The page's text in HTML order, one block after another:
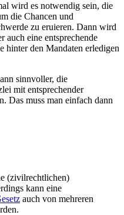
wird es notwendig sein, die
die Chancen und
zu eruieren. Dann wird
auch eine entsprechende
den Mandaten erledigen
sinnvoller, die
mit entsprechender
Das muss man einfach dann
(zivilrechtlichen)
kann eine
auch von mehreren